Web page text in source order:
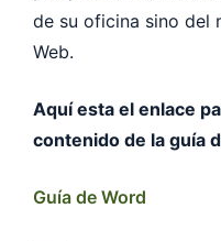
de su oficina sino del
Web.
Aquí esta el enlace
contenido de la guía
Guía de Word